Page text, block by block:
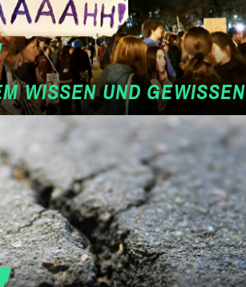
WISSEN UND GEWISSEN